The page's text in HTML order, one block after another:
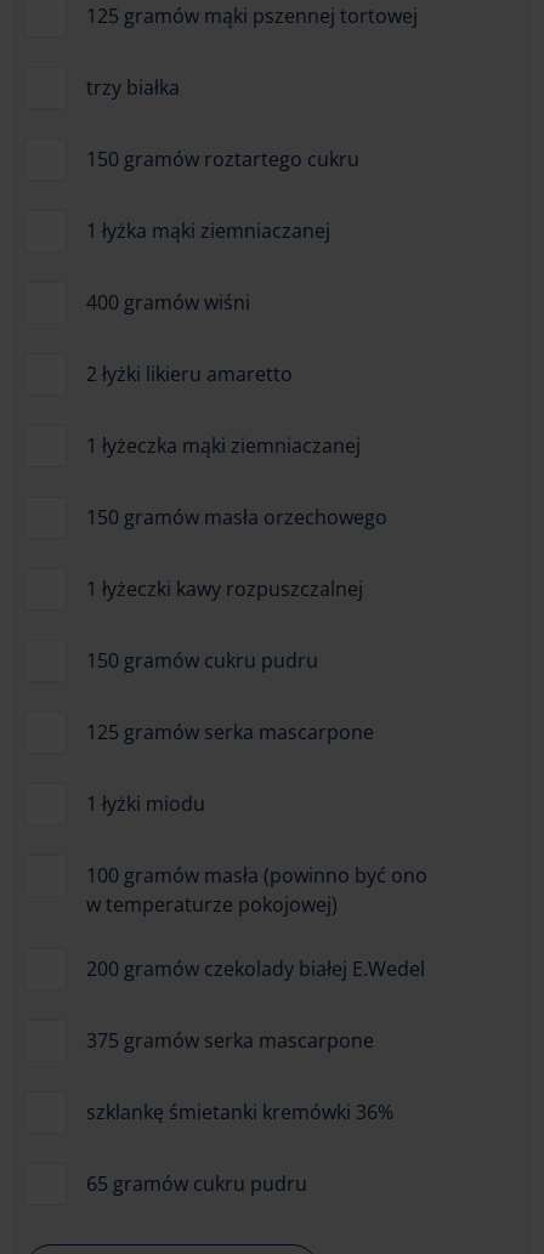
125 gramów mąki pszennej tortowej
trzy białka
150 gramów roztartego cukru
1 łyżka mąki ziemniaczanej
400 gramów wiśni
2 łyżki likieru amaretto
1 łyżeczka mąki ziemniaczanej
150 gramów masła orzechowego
1 łyżeczki kawy rozpuszczalnej
150 gramów cukru pudru
125 gramów serka mascarpone
1 łyżki miodu
100 gramów masła (powinno być ono
w temperaturze pokojowej)
200 gramów czekolady białej E.Wedel
375 gramów serka mascarpone
szklankę śmietanki kremówki 36%
65 gramów cukru pudru